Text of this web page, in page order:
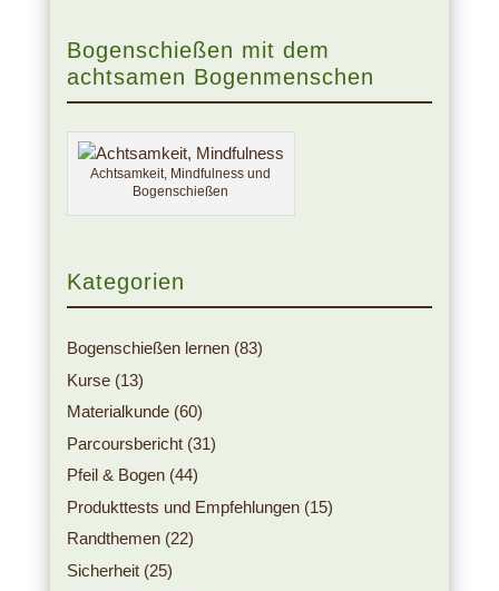
Bogenschießen mit dem
achtsamen Bogenmenschen
Achtsamkeit, Mindfulness und
Bogenschießen
Kategorien
Bogenschießen lernen(83)
Kurse(13)
Materialkunde(60)
Parcoursbericht(31)
Pfeil & Bogen(44)
Produkttests und Empfehlungen(15)
Randthemen(22)
Sicherheit(25)